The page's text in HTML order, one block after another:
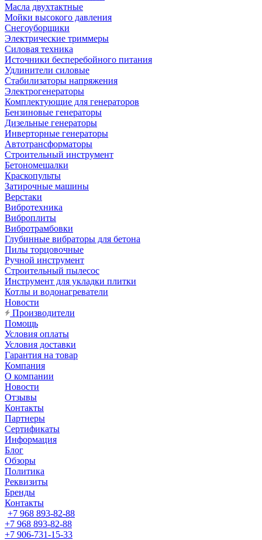
Масла двухтактные
Мойки высокого давления
Снегоуборщики
Электрические триммеры
Силовая техника
Источники бесперебойного питания
Удлинители силовые
Стабилизаторы напряжения
Электрогенераторы
Комплектующие для генераторов
Бензиновые генераторы
Дизельные генераторы
Инверторные генераторы
Автотрансформаторы
Строительный инструмент
Бетономешалки
Краскопульты
Затирочные машины
Верстаки
Вибротехника
Виброплиты
Вибротрамбовки
Глубинные вибраторы для бетона
Пилы торцовочные
Ручной инструмент
Строительный пылесос
Инструмент для укладки плитки
Котлы и водонагреватели
Новости
Производители
Помощь
Условия оплаты
Условия доставки
Гарантия на товар
Компания
О компании
Новости
Отзывы
Контакты
Партнеры
Сертификаты
Информация
Блог
Обзоры
Политика
Реквизиты
Бренды
Контакты
+7 968 893-82-88
+7 968 893-82-88
+7 906-731-15-33